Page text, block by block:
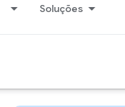
Soluções